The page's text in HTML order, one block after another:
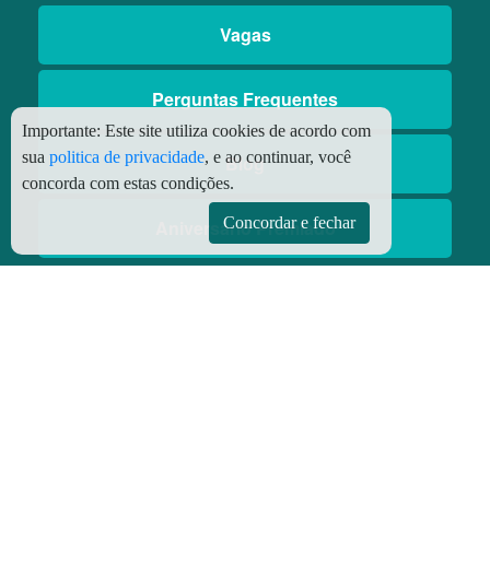
Vagas
Perguntas Frequentes
Blog
Aniversário Premiado
Importante: Este site utiliza cookies de acordo com
sua politica de privacidade, e ao continuar, você
concorda com estas condições.
Concordar e fechar